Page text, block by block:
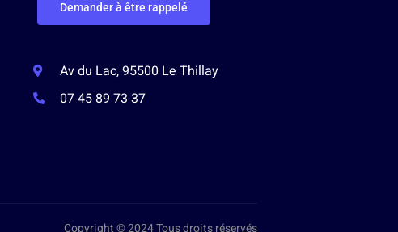
Demander à être rappelé
Av du Lac, 95500 Le Thillay
07 45 89 73 37
Copyright © 2024 Tous droits réservés